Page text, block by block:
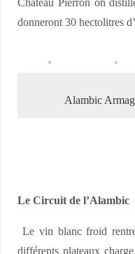
Château Pierron on
donneront 30 hectolitres
Alambic
Le Circuit de l’Alambic
Le vin blanc froid
différents plateaux